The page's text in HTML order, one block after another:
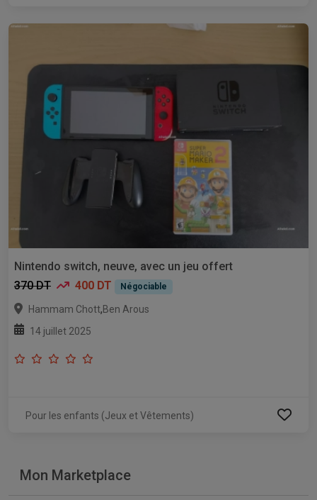
Nintendo switch, neuve, avec un jeu offert
370 DT
400 DT Négociable
Hammam Chott,Ben Arous
14 juillet 2025
Pour les enfants (Jeux et Vêtements)
Mon Marketplace